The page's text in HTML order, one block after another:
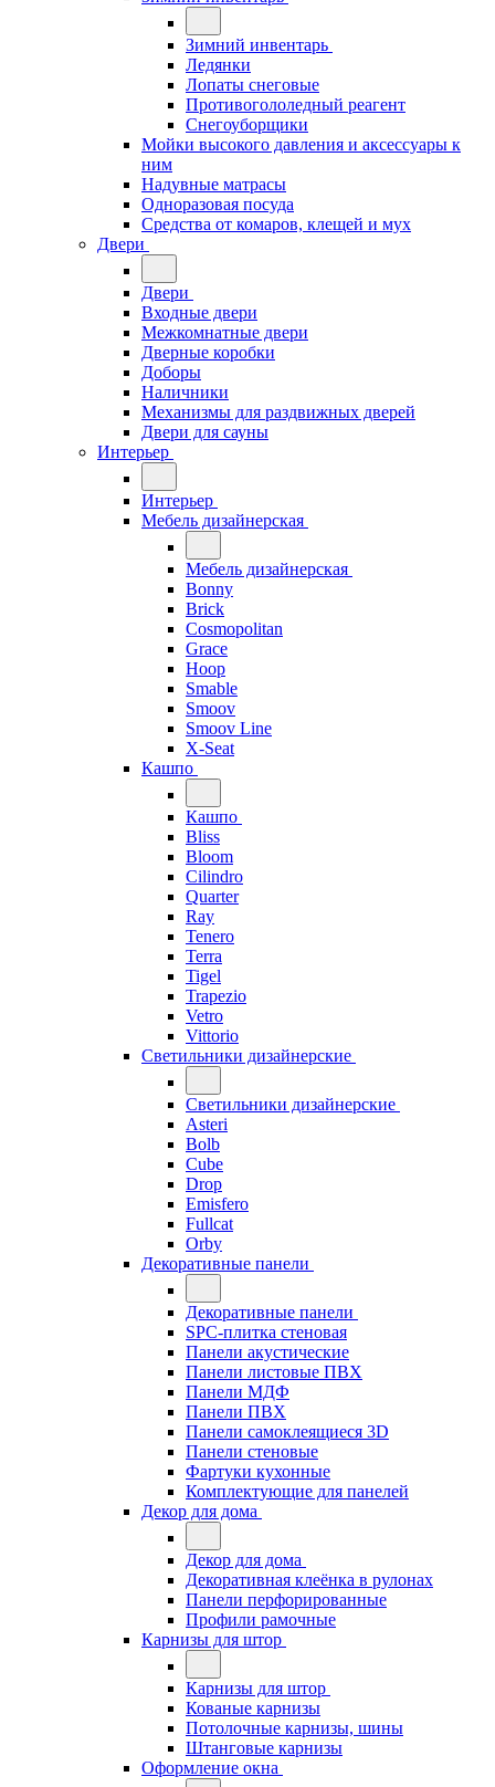
Зимний инвентарь
Ледянки
Лопаты снеговые
Противогололедный реагент
Снегоуборщики
Мойки высокого давления и аксессуары к
ним
Надувные матрасы
Одноразовая посуда
Средства от комаров, клещей и мух
Двери
Двери
Входные двери
Межкомнатные двери
Дверные коробки
Доборы
Наличники
Механизмы для раздвижных дверей
Двери для сауны
Интерьер
Интерьер
Мебель дизайнерская
Мебель дизайнерская
Bonny
Brick
Cosmopolitan
Grace
Hoop
Smable
Smoov
Smoov Line
X-Seat
Кашпо
Кашпо
Bliss
Bloom
Cilindro
Quarter
Ray
Tenero
Terra
Tigel
Trapezio
Vetro
Vittorio
Светильники дизайнерские
Светильники дизайнерские
Asteri
Bolb
Cube
Drop
Emisfero
Fullcat
Orby
Декоративные панели
Декоративные панели
SPC-плитка стеновая
Панели акустические
Панели листовые ПВХ
Панели МДФ
Панели ПВХ
Панели самоклеящиеся 3D
Панели стеновые
Фартуки кухонные
Комплектующие для панелей
Декор для дома
Декор для дома
Декоративная клеёнка в рулонах
Панели перфорированные
Профили рамочные
Карнизы для штор
Карнизы для штор
Кованые карнизы
Потолочные карнизы, шины
Штанговые карнизы
Оформление окна